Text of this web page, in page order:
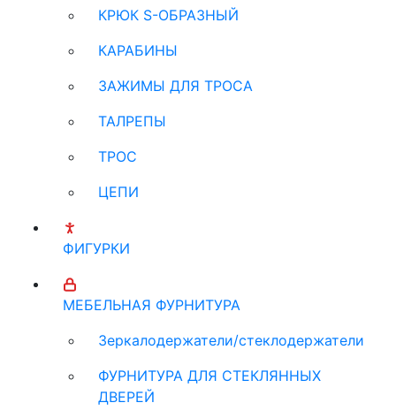
КРЮК S-ОБРАЗНЫЙ
КАРАБИНЫ
ЗАЖИМЫ ДЛЯ ТРОСА
ТАЛРЕПЫ
ТРОС
ЦЕПИ
ФИГУРКИ
МЕБЕЛЬНАЯ ФУРНИТУРА
Зеркалодержатели/стеклодержатели
ФУРНИТУРА ДЛЯ СТЕКЛЯННЫХ
ДВЕРЕЙ